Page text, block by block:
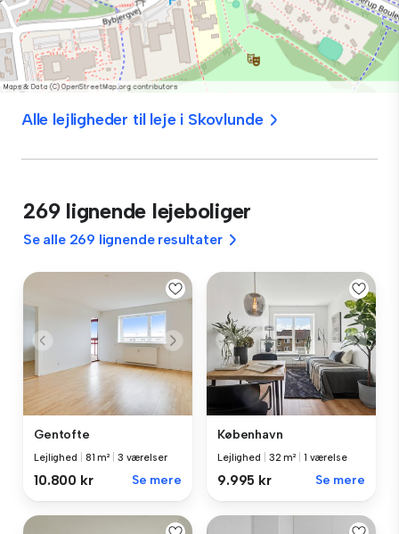
Alle lejligheder til leje i Skovlunde
269 lignende lejeboliger
Se alle 269 lignende resultater
Gentofte
Lejlighed 81 m² 3 værelser
10.800 kr Se mere
København
Lejlighed 32 m² 1 værelse
9.995 kr Se mere